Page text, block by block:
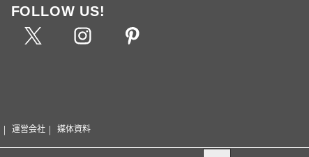
FOLLOW US!
運営会社 媒体資料